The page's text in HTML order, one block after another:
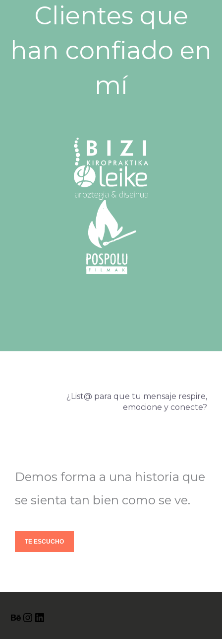
Clientes que
han confiado en
mí
¿List@ para que tu mensaje respire,
emocione y conecte?
Demos forma a una historia que
se sienta tan bien como se ve.
TE ESCUCHO